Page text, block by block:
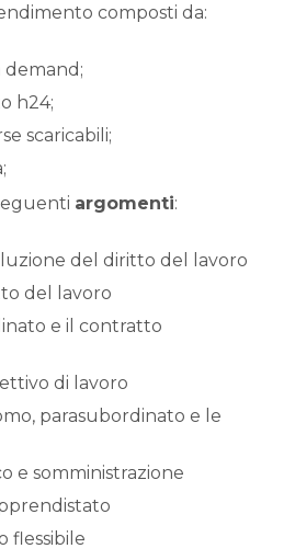
composti da:
demand;
h24;
scaricabili;
argomenti:
del diritto del lavoro
del lavoro
e il contratto
di lavoro
parasubordinato e le
e somministrazione
flessibile